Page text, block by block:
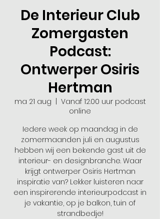
De Interieur Club
Zomergasten
Podcast:
Ontwerper Osiris
Hertman
ma 21 aug
Vanaf 12.00 uur podcast
online
Iedere week op maandag in de
zomermaanden juli en augustus
hebben wij een bekende gast uit de
interieur- en designbranche. Waar
krijgt ontwerper Osiris Hertman
inspiratie van? Lekker luisteren naar
een inspirerende interieurpodcast in
je vakantie, op je balkon, tuin of
strandbedje!